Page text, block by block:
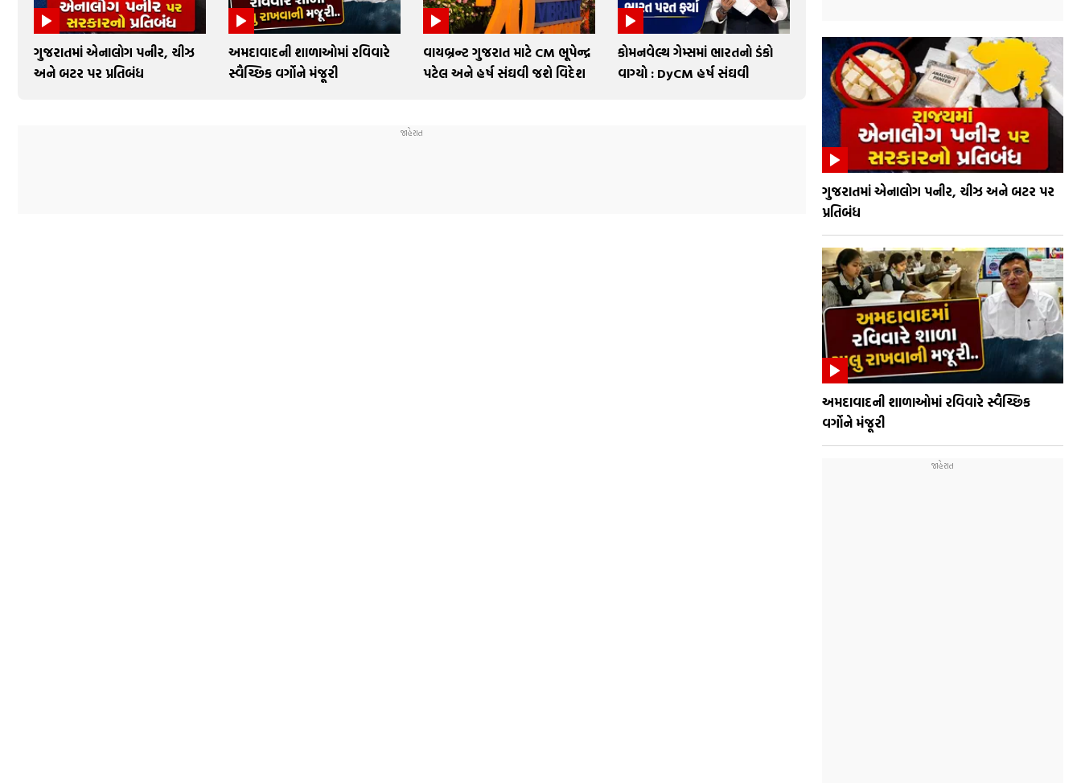
ગુજરાતમાં એનાલોગ પનીર, ચીઝ
અને બટર પર પ્રતિબંધ
અમદાવાદની શાળાઓમાં રવિવારે
સ્વૈચ્છિક વર્ગોને મંજૂરી
વાયબ્રન્ટ ગુજરાત માટે CM ભૂપેન્દ્ર
પટેલ અને હર્ષ સંઘવી જશે વિદેશ
કોમનવેલ્થ ગેમ્સમાં ભારતનો ડંકો
વાગ્યો : DyCM હર્ષ સંઘવી
ગુજરાતમાં એનાલોગ પનીર, ચીઝ અને બટર પર
પ્રતિબંધ
અમદાવાદની શાળાઓમાં રવિવારે સ્વૈચ્છિક
વર્ગોને મંજૂરી